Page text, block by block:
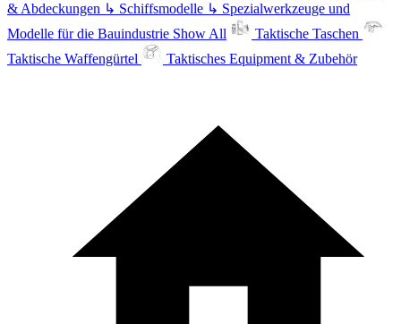
& Abdeckungen ↳ Schiffsmodelle ↳ Spezialwerkzeuge und
Modelle für die Bauindustrie Show All
Taktische Taschen
Taktische Waffengürtel
Taktisches Equipment & Zubehör